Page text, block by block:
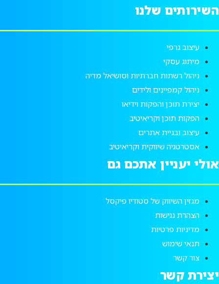
השירותים שלנו
עיצוב גרפי
מיתוג עסקי
ניהול רשתות חברתיות וסושיאל מדיה
ניהול קמפיינים ולידים
יצירת תוכן והפקות וידיאו
הפקות תוכן וקריאיטיב
עיצוב ובניית אתרים
אסטרטגיה שיווקית וקריאיטיב
אולי יעניין אתכם גם
מגזין השיווק של סטודיו פיקסל
הצהרת נגישות
מדיניות פרטיות
תנאי שימוש
צור קשר
יצירת קשר